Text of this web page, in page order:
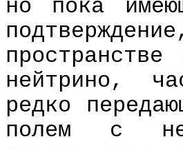
но пока
нейтрино,
редко
полем с